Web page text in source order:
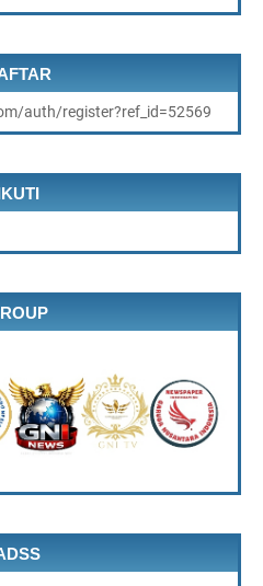
auth/register?ref_id=52569